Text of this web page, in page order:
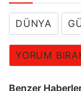
DÜNYA
YORUM
Benzer